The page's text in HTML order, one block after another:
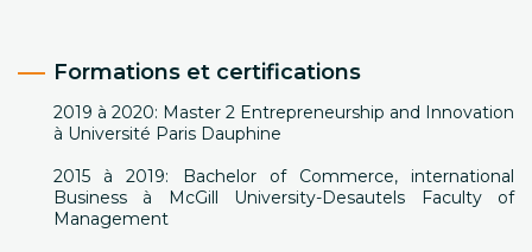
Formations et certifications
2019 à 2020: Master 2 Entrepreneurship and Innovation
à Université Paris Dauphine
2015 à 2019: Bachelor of Commerce, international
Business à McGill University-Desautels Faculty of
Management